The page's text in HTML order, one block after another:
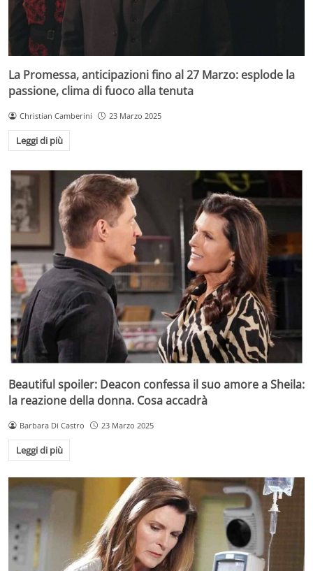
La Promessa, anticipazioni fino al 27 Marzo: esplode la
passione, clima di fuoco alla tenuta
Christian Camberini 23 Marzo 2025
Leggi di più
Beautiful spoiler: Deacon confessa il suo amore a Sheila:
la reazione della donna. Cosa accadrà
Barbara Di Castro 23 Marzo 2025
Leggi di più